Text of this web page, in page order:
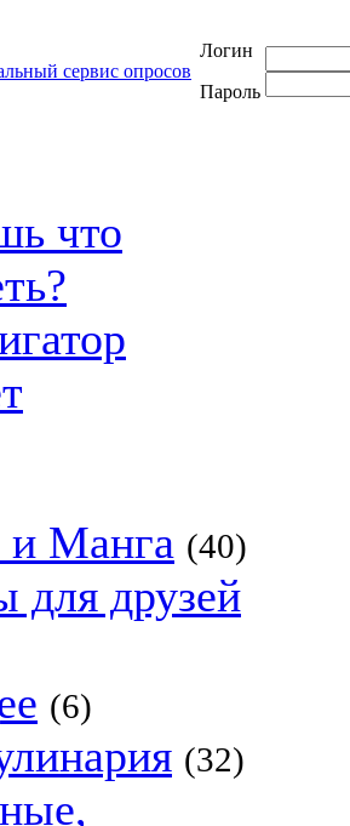
Логин
Пароль
Манга (40)
для друзей
(6)
(32)